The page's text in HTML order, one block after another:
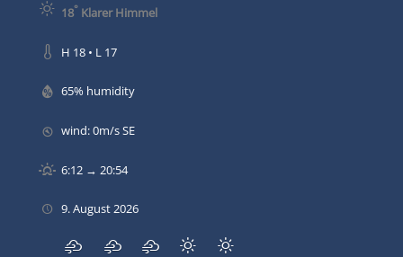
18°Klarer Himmel
H 18 • L 17
65% humidity
wind: 0m/s SE
6:12 → 20:54
9. August 2026